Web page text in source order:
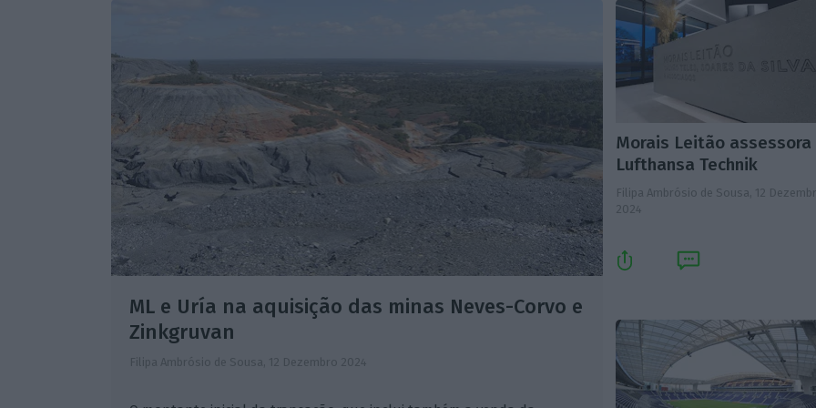
ML e Uría na aquisição das minas Neves-Corvo e
Zinkgruvan
Filipa Ambrósio de Sousa, 12 Dezembro 2024
Morais Leitão assessora
Lufthansa Technik
Filipa Ambrósio de Sousa, 12
2024